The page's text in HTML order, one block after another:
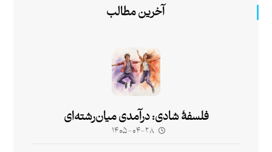
آخرین مطالب
فلسفۀ شادی: درآمدی میان‌رشته‌ای
۱۴۰۵-۰۴-۲۸